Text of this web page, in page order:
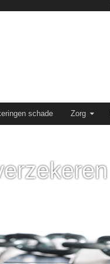
schade Zorg